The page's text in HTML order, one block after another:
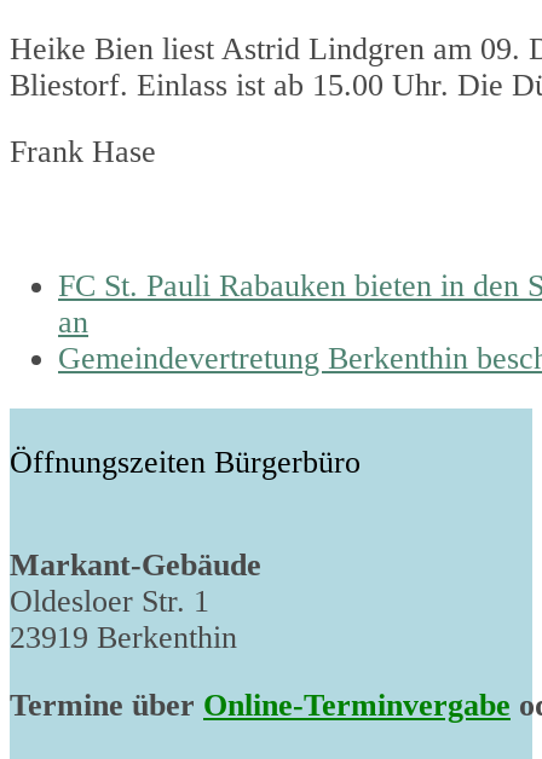
Heike Bien liest Astrid Lindgren am 09.
Bliestorf. Einlass ist ab 15.00 Uhr. Die
Frank Hase
previous
post:
FC St. Pauli Rabauken bieten in
an
next
Gemeindevertretung Berkenthin
Öffnungszeiten Bürgerbüro
Markant-Gebäude
Oldesloer Str. 1
23919 Berkenthin
Termine über Online-Terminvergabe